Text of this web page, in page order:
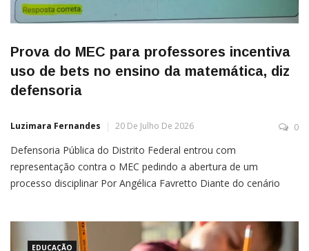
Prova do MEC para professores incentiva
uso de bets no ensino da matemática, diz
defensoria
Luzimara Fernandes 20 De Julho De 2026 0
Defensoria Pública do Distrito Federal entrou com
representação contra o MEC pedindo a abertura de um
processo disciplinar Por Angélica Favretto Diante do cenário
como correta aquela que sugeria o uso de apostas esportivas
EDUCAÇÃO